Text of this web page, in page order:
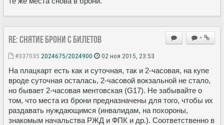
+
Re: Снятие брони с билетов
#337035 2024675/2024900 02 ноя 2015, 23:53
На плацкарт есть как и суточная, так и 2-часовая, на купе
вроде суточная осталась, 2-часовой вокзальной не стало,
но бывает 2-часовая ментовская (G17). Не забывайте о
том, что места из брони предназначены для того, чтобы их
раздавать нуждающимся (инвалидам, на похороны,
знакомым начальства РЖД и ФПК и др.). Соответственно в